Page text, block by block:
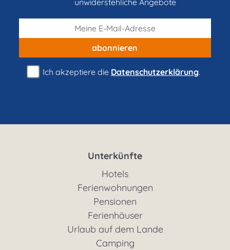
unwiderstehliche Angebote
abonnieren
Ich akzeptiere die Datenschutzerklärung.
Unterkünfte
Hotels
Ferienwohnungen
Pensionen
Ferienhäuser
Urlaub auf dem Lande
Camping